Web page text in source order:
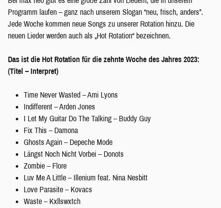
Programm laufen – ganz nach unserem Slogan “neu, frisch, anders”.
Jede Woche kommen neue Songs zu unserer Rotation hinzu. Die
neuen Lieder werden auch als „Hot Rotation“ bezeichnen.
Das ist die Hot Rotation für die zehnte Woche des Jahres 2023:
(Titel – Interpret)
Time Never Wasted – Ami Lyons
Indifferent – Arden Jones
I Let My Guitar Do The Talking – Buddy Guy
Fix This – Damona
Ghosts Again – Depeche Mode
Längst Noch Nicht Vorbei – Donots
Zombie – Flore
Luv Me A Little – Illenium feat. Nina Nesbitt
Love Parasite – Kovacs
Waste – Kxllswxtch